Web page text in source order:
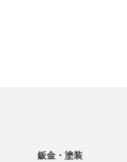
鈑金・塗装